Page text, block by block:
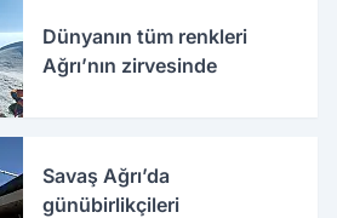
Dünyanın tüm renkleri
Ağrı’nın zirvesinde
Savaş Ağrı’da
günübirlikçileri